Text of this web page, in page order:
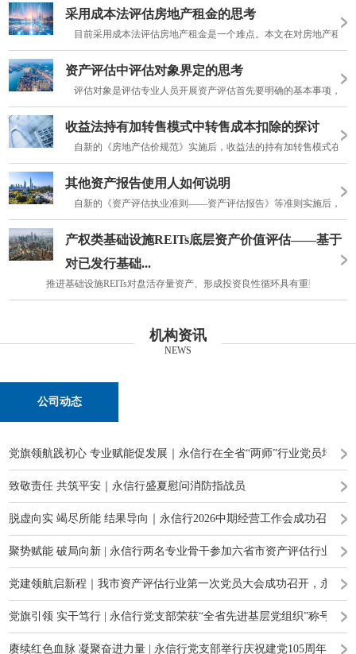
采用成本法评估房地产租金的思考
目前采用成本法评估房地产租金是一个难点。本文在对房地产租
资产评估中评估对象界定的思考
评估对象是评估专业人员开展资产评估首先要明确的基本事项，
收益法持有加转售模式中转售成本扣除的探讨
自新的《房地产估价规范》实施后，收益法的持有加转售模式在
其他资产报告使用人如何说明
自新的《资产评估执业准则——资产评估报告》等准则实施后，资
产权类基础设施REITs底层资产价值评估——基于
对已发行基础...
推进基础设施REITs对盘活存量资产、形成投资良性循环具有重要意义。
机构资讯
NEWS
公司动态
党旗领航践初心 专业赋能促发展｜永信行在全省“两师”行业党员培训
致敬责任 共筑平安｜永信行盛夏慰问消防指战员
脱虚向实 竭尽所能 结果导向｜永信行2026中期经营工作会成功召开
聚势赋能 破局向新 | 永信行两名专业骨干参加六省市资产评估行业高
党建领航启新程｜我市资产评估行业第一次党员大会成功召开，永信
党旗引领 实干笃行 | 永信行党支部荣获“全省先进基层党组织”称号
赓续红色血脉 凝聚奋进力量 | 永信行党支部举行庆祝建党105周年主题